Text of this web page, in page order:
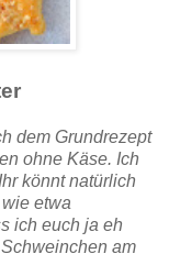
dem Grundrezept
ohne Käse. Ich
könnt natürlich
etwa
ich euch ja eh
am